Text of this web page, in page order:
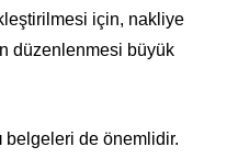
için, nakliye
düzenlenmesi büyük
belgeleri de önemlidir.